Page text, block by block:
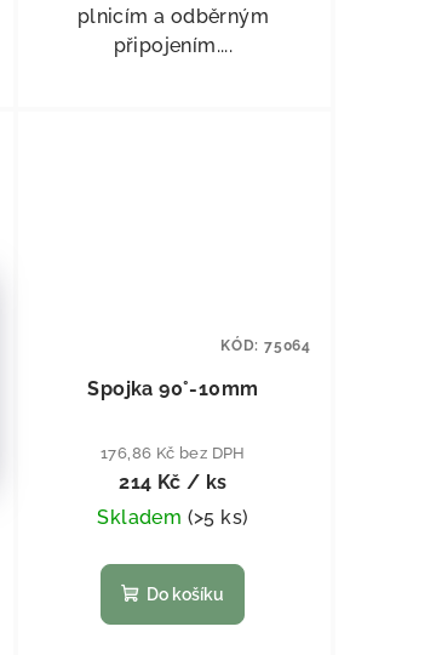
plnicím a odběrným
připojením....
Spojka 90°-10mm
176,86 Kč bez DPH
214 Kč/ ks
Skladem (>5 ks)
Do košíku
KÓD: 75064